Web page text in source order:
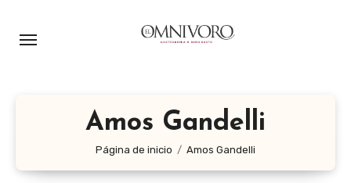
Amos Gandelli
Página de inicio Amos Gandelli